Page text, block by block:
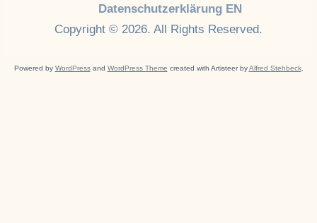
Datenschutzerklärung EN
Copyright © 2026. All Rights Reserved.
Powered by WordPressand WordPress Theme created with Artisteer byAlfred Stehbeck.